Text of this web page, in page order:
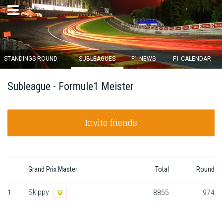
×
13d :
Login
Standings
STANDINGS ROUND SUBLEAGUES F1 NEWS F1 CALENDAR
Subleague - Formule1 Meister
Invite friends
Grand Prix Master Total Round
1 Skippy 8855 974